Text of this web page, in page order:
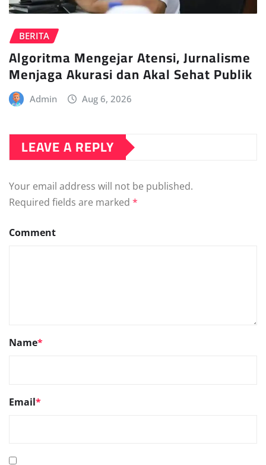
BERITA
Algoritma Mengejar Atensi, Jurnalisme
Menjaga Akurasi dan Akal Sehat Publik
Admin Aug 6, 2026
LEAVE A REPLY
Your email address will not be published.
Required fields are marked *
Comment
Name*
Email*